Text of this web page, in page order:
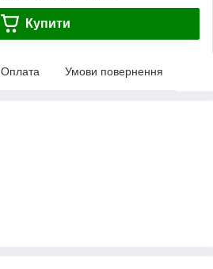
Купити
Оплата Умови повернення